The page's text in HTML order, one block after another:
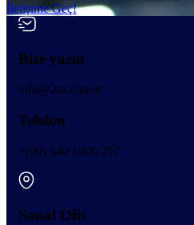
İletişime Geç!
Bize yazın
info@2zs.com.tr
Telefon
+(90) 540 1000 297
Sanal Ofis